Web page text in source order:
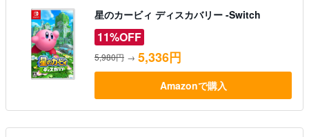
星のカービィ ディスカバリー -Switch
11%OFF
5,980円 → 5,336円
Amazonで購入